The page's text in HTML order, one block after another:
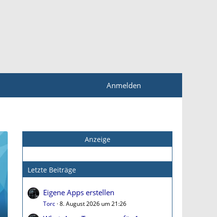
Anmelden
Anzeige
Letzte Beiträge
Eigene Apps erstellen
Torc 8. August 2026 um 21:26